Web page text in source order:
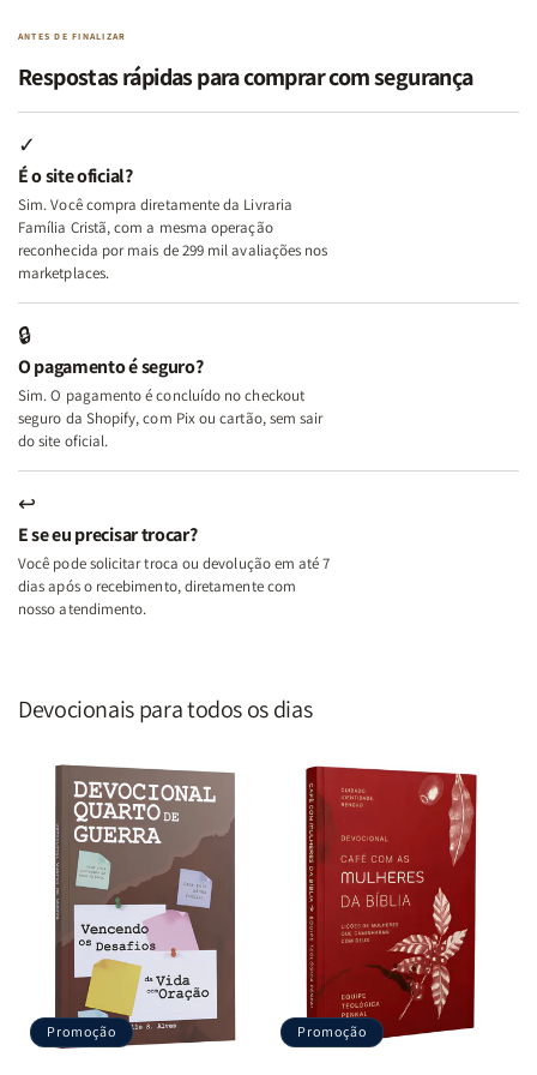
|
Minhas
Lutas
e
Deus
+
A
Mulher
Lar
Eu,
Minhas
Lutas
+
A
Lar
Mulher
Segundo
Mulher
Segundo
ANTES DE FINALIZAR
Respostas rápidas para comprar com segurança
✓
É o site oficial?
Sim. Você compra diretamente da Livraria
Família Cristã, com a mesma operação
reconhecida por mais de 299 mil avaliações nos
marketplaces.
🔒
O pagamento é seguro?
Sim. O pagamento é concluído no checkout
seguro da Shopify, com Pix ou cartão, sem sair
do site oficial.
↩
E se eu precisar trocar?
Você pode solicitar troca ou devolução em até 7
dias após o recebimento, diretamente com
nosso atendimento.
Devocionais para todos os dias
Promoção Promoção